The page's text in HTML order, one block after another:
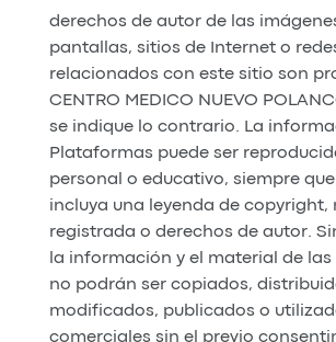
derechos de autor de las
pantallas, sitios de Internet o
relacionados con este sitio son
CENTRO MEDICO NUEVO
se indique lo contrario. La
Plataformas puede ser
personal o educativo, siempre
incluya una leyenda de copyright,
registrada o derechos de autor.
la información y el material de
no podrán ser copiados,
modificados, publicados o
comerciales sin el previo